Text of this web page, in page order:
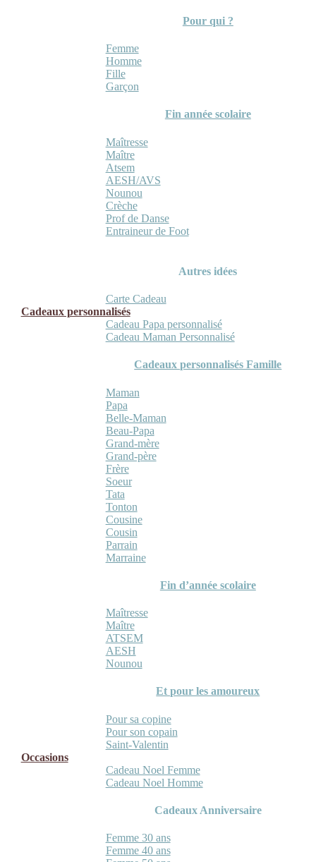
Pour qui ?
Femme
Homme
Fille
Garçon
Fin année scolaire
Maîtresse
Maître
Atsem
AESH/AVS
Nounou
Crèche
Prof de Danse
Entraineur de Foot
Autres idées
Carte Cadeau
Cadeaux personnalisés
Cadeau Papa personnalisé
Cadeau Maman Personnalisé
Cadeaux personnalisés Famille
Maman
Papa
Belle-Maman
Beau-Papa
Grand-mère
Grand-père
Frère
Soeur
Tata
Tonton
Cousine
Cousin
Parrain
Marraine
Fin d’année scolaire
Maîtresse
Maître
ATSEM
AESH
Nounou
Et pour les amoureux
Pour sa copine
Pour son copain
Saint-Valentin
Occasions
Cadeau Noel Femme
Cadeau Noel Homme
Cadeaux Anniversaire
Femme 30 ans
Femme 40 ans